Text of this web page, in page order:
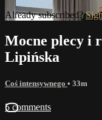
Already subscribed?
Mocne plecy i
Lipińska
Coś intensywnego • 33m
5 comments